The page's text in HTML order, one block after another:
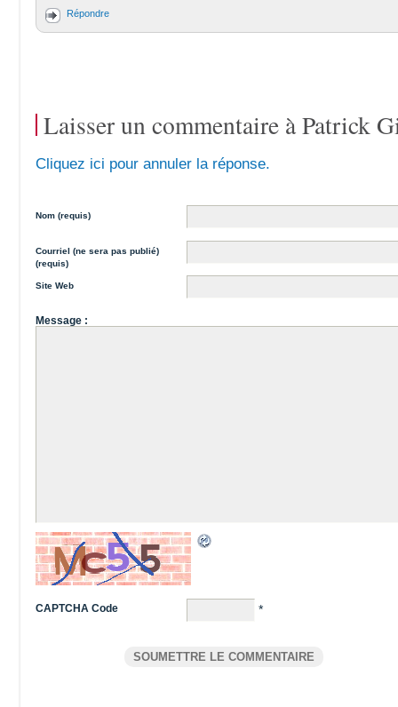
Répondre
Laisser un commentaire àPatrick
Cliquez ici pour annuler la réponse.
Nom (requis)
Courriel (ne sera pas publié)
(requis)
Site Web
Message :
CAPTCHA Code *